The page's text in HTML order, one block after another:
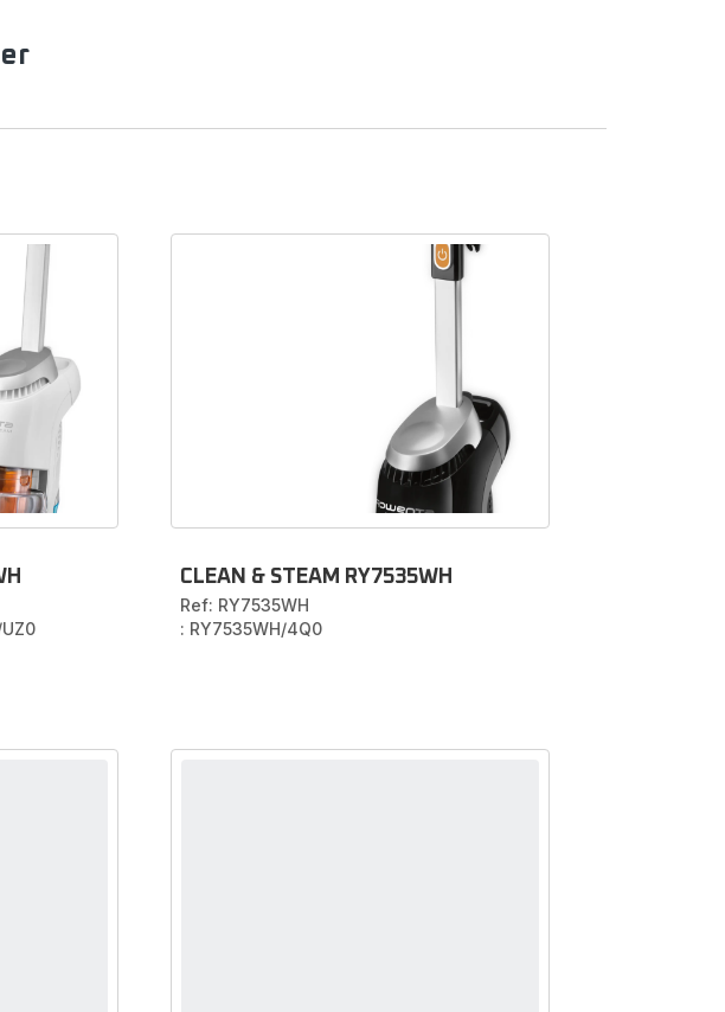
reserveonderdelen
We hebben
opzetstukken voor tapijt
en andere
in onze
CLEAN & STEAM RY7535WH
Ref: RY7535WH
: RY7535WH/4Q0